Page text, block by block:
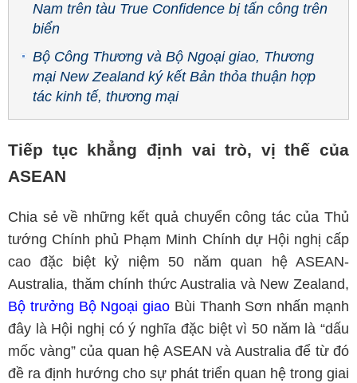
Nam trên tàu True Confidence bị tấn công trên
biển
Bộ Công Thương và Bộ Ngoại giao, Thương
mại New Zealand ký kết Bản thỏa thuận hợp
tác kinh tế, thương mại
Tiếp tục khẳng định vai trò, vị thế của
ASEAN
Chia sẻ về những kết quả chuyển công tác của Thủ
tướng Chính phủ Phạm Minh Chính dự Hội nghị cấp
cao đặc biệt kỷ niệm 50 năm quan hệ ASEAN-
Australia, thăm chính thức Australia và New Zealand,
Bộ trưởng Bộ Ngoại giao Bùi Thanh Sơn nhấn mạnh
đây là Hội nghị có ý nghĩa đặc biệt vì 50 năm là “dấu
mốc vàng” của quan hệ ASEAN và Australia để từ đó
đề ra định hướng cho sự phát triển quan hệ trong giai